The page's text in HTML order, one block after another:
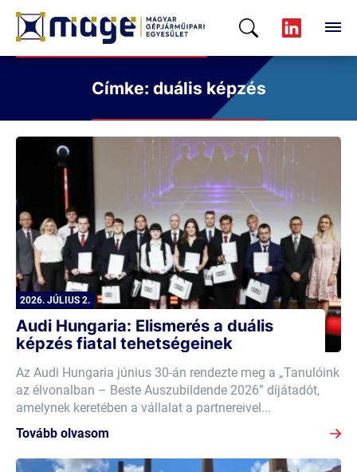
Címke: duális képzés
2026. JÚLIUS 2.
Audi Hungaria: Elismerés a duális
képzés fiatal tehetségeinek
Az Audi Hungaria június 30-án rendezte meg a „Tanulóink
az élvonalban – Beste Auszubildende 2026” díjátadót,
amelynek keretében a vállalat a partnereivel...
Tovább olvasom